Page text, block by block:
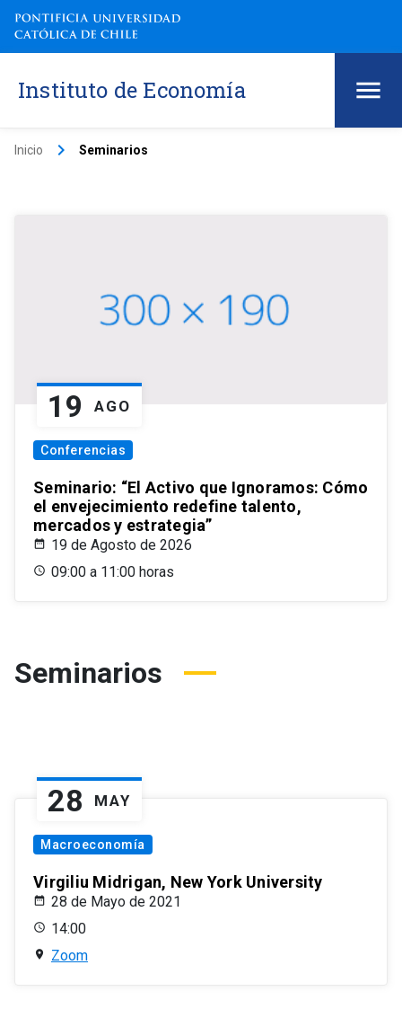
Instituto de Economía
Inicio keyboard_arrow_right Seminarios
19 AGO
Conferencias
Seminario: “El Activo que Ignoramos: Cómo
el envejecimiento redefine talento,
mercados y estrategia”
19 de Agosto de 2026
09:00 a 11:00 horas
Seminarios
28 MAY
Macroeconomía
Virgiliu Midrigan, New York University
28 de Mayo de 2021
14:00
Zoom